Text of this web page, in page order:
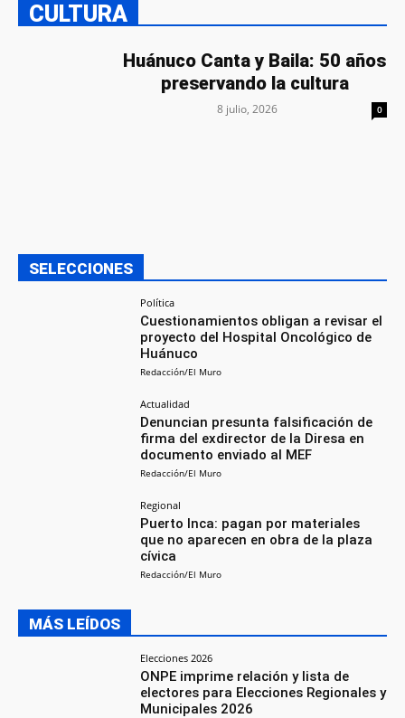
CULTURA
Huánuco Canta y Baila: 50 años
preservando la cultura
8 julio, 2026 0
SELECCIONES
Política
Cuestionamientos obligan a revisar el
proyecto del Hospital Oncológico de
Huánuco
Redacción/El Muro
Actualidad
Denuncian presunta falsificación de
firma del exdirector de la Diresa en
documento enviado al MEF
Redacción/El Muro
Regional
Puerto Inca: pagan por materiales
que no aparecen en obra de la plaza
cívica
Redacción/El Muro
MÁS LEÍDOS
Elecciones 2026
ONPE imprime relación y lista de
electores para Elecciones Regionales y
Municipales 2026